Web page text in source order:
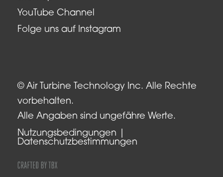
YouTube Channel
Folge uns auf Instagram
© Air Turbine Technology Inc. Alle Rechte
vorbehalten.
Alle Angaben sind ungefähre Werte.
Nutzungsbedingungen
Datenschutzbestimmungen